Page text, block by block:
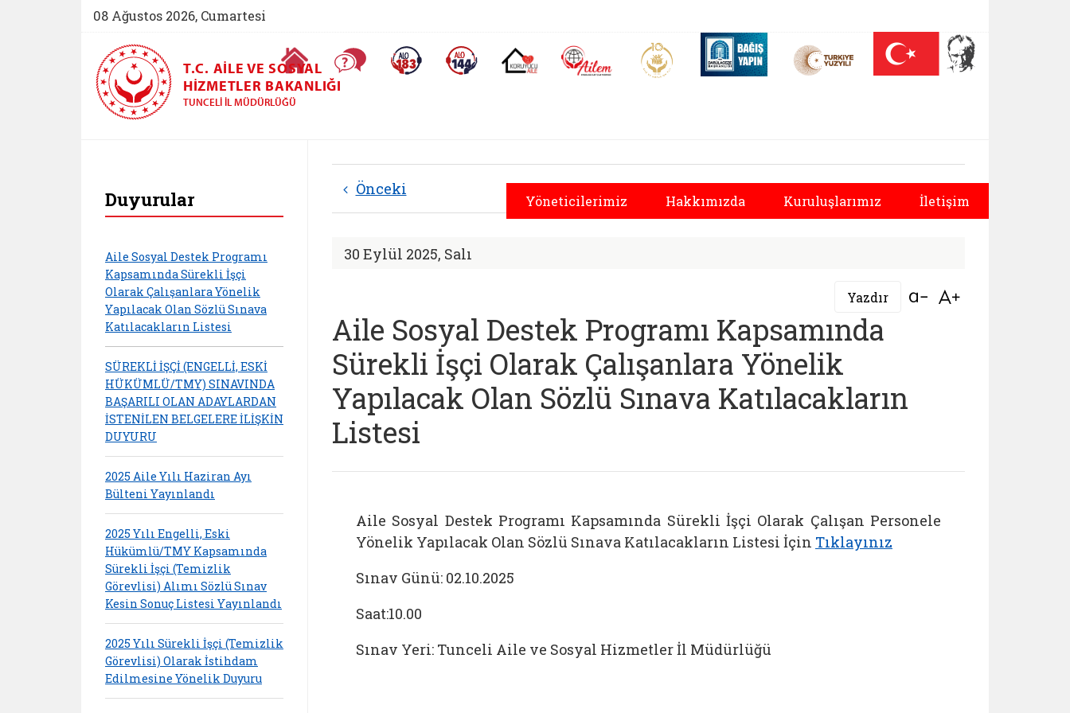
08 Ağustos 2026, Cumartesi
Ana Sayfa Sıkça Sorulan SorularAlo 183 (yeni sekmede açılır)Alo 144 (yeni sekmede açılır)Koruyucu Aile (yeni sekmede açılır)
AİLEM İletişim Merkezi (yeni sekmede açılır)
Aile ve Nüfus On Yılı (yeni sekmede açılır)Darülaceze bağış sayfası (yeni sekmede açılır)
T.C. AILE VE SOSYAL
HIZMETLER BAKANLIĞI
TUNCELI İL MÜDÜRLÜĞÜ
Yöneticilerimiz Hakkımızda Kuruluşlarımız İletişim
Tunceli Aile ve Sosyal Hizmetler İl Müdürlüğü |
Duyurular
Aile Sosyal Destek Programı
Kapsamında Sürekli İşçi
Olarak Çalışanlara Yönelik
Yapılacak Olan Sözlü Sınava
Katılacakların Listesi
SÜREKLİ İŞÇİ (ENGELLİ, ESKİ
HÜKÜMLÜ/TMY) SINAVINDA
BAŞARILI OLAN ADAYLARDAN
İSTENİLEN BELGELERE İLİŞKİN
DUYURU
2025 Aile Yılı Haziran Ayı
Bülteni Yayınlandı
2025 Yılı Engelli, Eski
Hükümlü/TMY Kapsamında
Sürekli İşçi (Temizlik
Görevlisi) Alımı Sözlü Sınav
Kesin Sonuç Listesi Yayınlandı
2025 Yılı Sürekli İşçi (Temizlik
Görevlisi) Olarak İstihdam
Edilmesine Yönelik Duyuru
Önceki
30 Eylül 2025, Salı
Yazdır Bağlantıyı aç
Aile Sosyal Destek Programı Kapsamında
Sürekli İşçi Olarak Çalışanlara Yönelik
Yapılacak Olan Sözlü Sınava Katılacakların
Listesi
Aile Sosyal Destek Programı Kapsamında Sürekli İşçi Olarak Çalışan Personele
Yönelik Yapılacak Olan Sözlü Sınava Katılacakların Listesi İçin Tıklayınız
Sınav Günü: 02.10.2025
Saat:10.00
Sınav Yeri: Tunceli Aile ve Sosyal Hizmetler İl Müdürlüğü